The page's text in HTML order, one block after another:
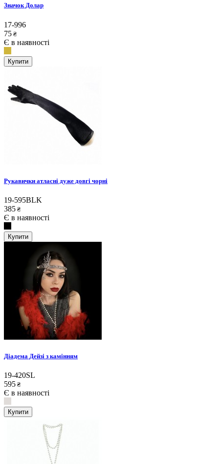
Значок Долар
17-996
75 ₴
Є в наявності
Купити
Рукавички атласні дуже довгі чорні
19-595BLK
385 ₴
Є в наявності
Купити
Діадема Дейзі з камінням
19-420SL
595 ₴
Є в наявності
Купити